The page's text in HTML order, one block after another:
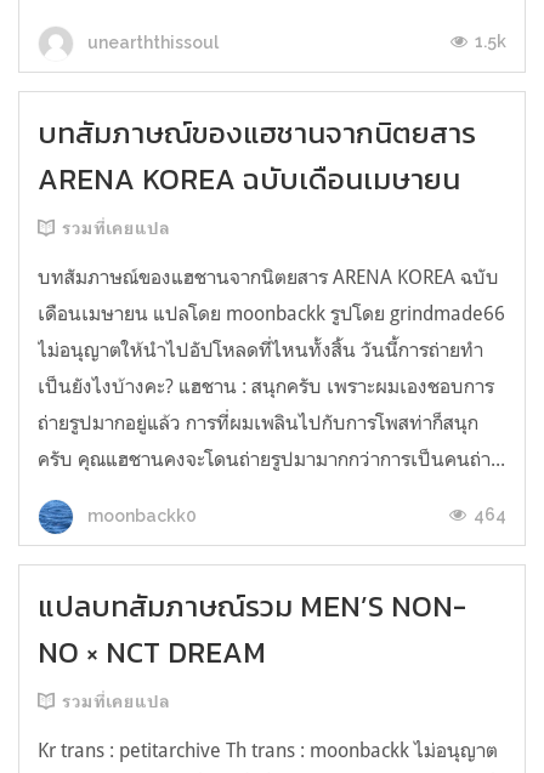
unearththissoul 1.5k
บทสัมภาษณ์ของแฮชานจากนิตยสาร
ARENA KOREA ฉบับเดือนเมษายน
รวมที่เคยแปล
บทสัมภาษณ์ของแฮชานจากนิตยสาร ARENA KOREA ฉบับ
เดือนเมษายน แปลโดย moonbackk รูปโดย grindmade66
ไม่อนุญาตให้นำไปอัปโหลดที่ไหนทั้งสิ้น วันนี้การถ่ายทำ
เป็นยังไงบ้างคะ? แฮชาน : สนุกครับ เพราะผมเองชอบการ
ถ่ายรูปมากอยู่แล้ว การที่ผมเพลินไปกับการโพสท่าก็สนุก
ครับ คุณแฮชานคงจะโดนถ่ายรูปมามากกว่าการเป็นคนถ่า...
moonbackk0 464
แปลบทสัมภาษณ์รวม MEN’S NON-
NO × NCT DREAM
รวมที่เคยแปล
Kr trans : petitarchive Th trans : moonbackk ไม่อนุญาต